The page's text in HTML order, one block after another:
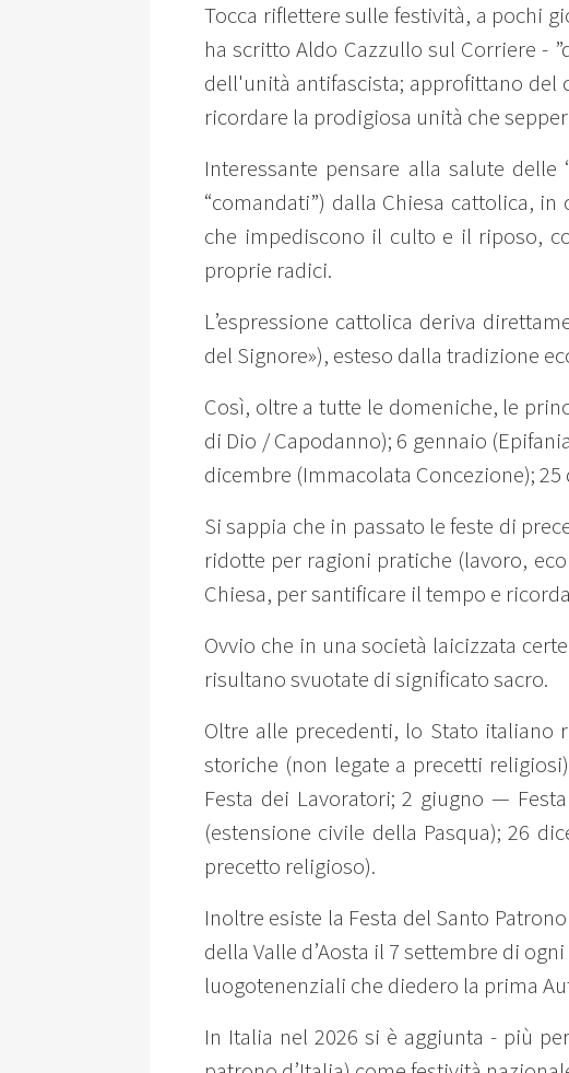
Tocca riflettere sulle festività, a pochi
ha scritto Aldo Cazzullo sul Corriere -
dell'unità antifascista; approfittano del
ricordare la prodigiosa unità che
Interessante pensare alla salute
“comandati”) dalla Chiesa cattolica,
che impediscono il culto e il riposo,
proprie radici.
L’espressione cattolica deriva
del Signore»), esteso dalla tradizione
Così, oltre a tutte le domeniche, le
di Dio / Capodanno); 6 gennaio
dicembre (Immacolata Concezione); 25
Si sappia che in passato le feste di
ridotte per ragioni pratiche (lavoro,
Chiesa, per santificare il tempo e
Ovvio che in una società laicizzata
risultano svuotate di significato sacro.
Oltre alle precedenti, lo Stato italiano
storiche (non legate a precetti
Festa dei Lavoratori; 2 giugno —
(estensione civile della Pasqua); 26
precetto religioso).
Inoltre esiste la Festa del Santo
della Valle d’Aosta il 7 settembre di
luogotenenziali che diedero la prima
In Italia nel 2026 si è aggiunta - più